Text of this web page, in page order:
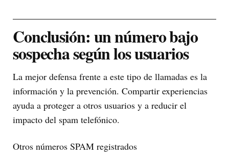
Conclusión: un número bajo
sospecha según los usuarios
La mejor defensa frente a este tipo de llamadas es la
información y la prevención. Compartir experiencias
ayuda a proteger a otros usuarios y a reducir el
impacto del spam telefónico.
Otros números SPAM registrados